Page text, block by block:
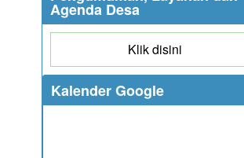
Agenda Desa
Klik disini
Kalender Google